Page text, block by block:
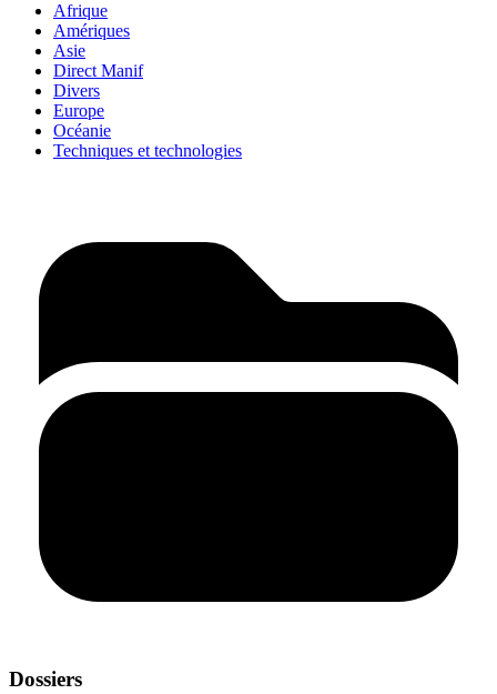
Afrique
Amériques
Asie
Direct Manif
Divers
Europe
Océanie
Techniques et technologies
Dossiers